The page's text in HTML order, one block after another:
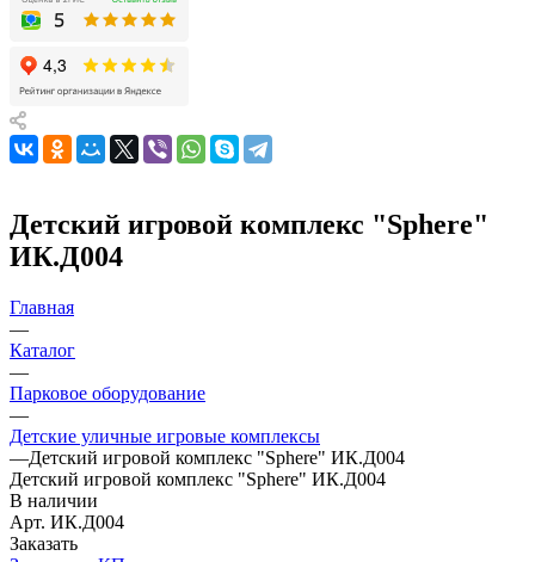
Детский игровой комплекс "Sphere"
ИК.Д004
Главная
—
Каталог
—
Парковое оборудование
—
Детские уличные игровые комплексы
—Детский игровой комплекс "Sphere" ИК.Д004
Детский игровой комплекс "Sphere" ИК.Д004
В наличии
Арт. ИК.Д004
Заказать